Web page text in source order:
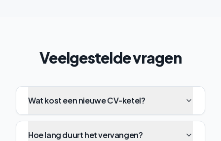
Veelgestelde vragen
Wat kost een nieuwe CV-ketel?
Hoe lang duurt het vervangen?